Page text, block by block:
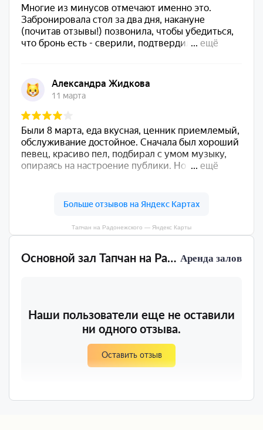
Основной зал Тапчан на Радонежского Аренда залов
Наши пользователи еще не оставили
ни одного отзыва.
Оставить отзыв
Тапчан на Радонежского — Яндекс Карты